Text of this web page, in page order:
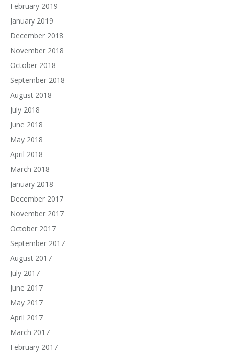
February 2019
January 2019
December 2018
November 2018
October 2018
September 2018
August 2018
July 2018
June 2018
May 2018
April 2018
March 2018
January 2018
December 2017
November 2017
October 2017
September 2017
August 2017
July 2017
June 2017
May 2017
April 2017
March 2017
February 2017